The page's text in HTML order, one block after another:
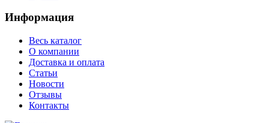
Информация
Весь каталог
О компании
Доставка и оплата
Статьи
Новости
Отзывы
Контакты